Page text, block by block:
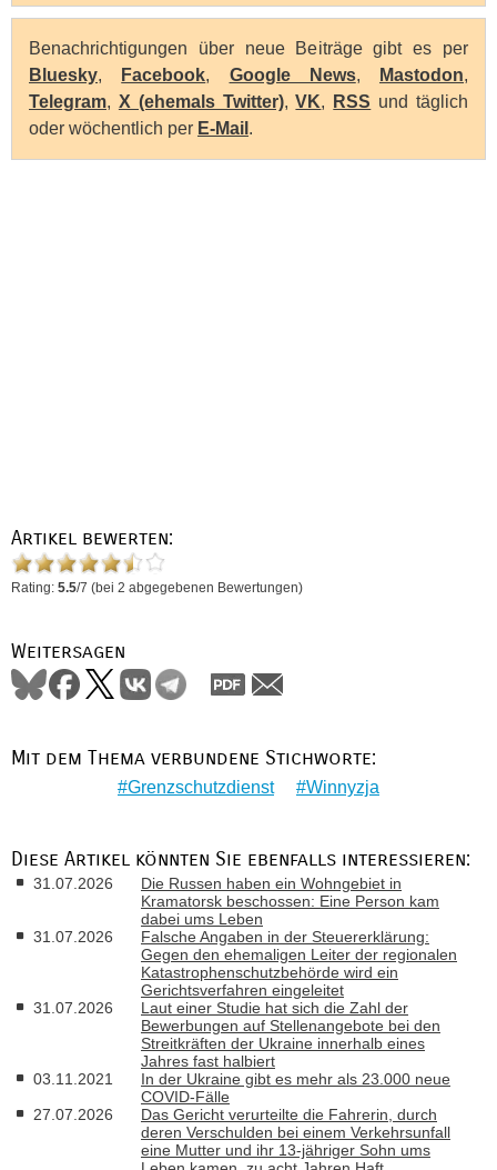
Benachrichtigungen über neue Beiträge gibt es per
Bluesky, Facebook, Google News, Mastodon,
Telegram, X (ehemals Twitter),VK, RSS und täglich
oder wöchentlich per E-Mail .
Artikel bewerten:
Rating: 5.5/7 (bei 2 abgegebenen Bewertungen)
Weitersagen
Mit dem Thema verbundene Stichworte:
Grenzschutzdienst Winnyzja
Diese Artikel könnten Sie ebenfalls interessieren:
31.07.2026
Die Russen haben ein Wohngebiet in
Kramatorsk beschossen: Eine Person kam
dabei ums Leben
31.07.2026
Falsche Angaben in der Steuererklärung:
Gegen den ehemaligen Leiter der regionalen
Katastrophenschutzbehörde wird ein
Gerichtsverfahren eingeleitet
31.07.2026
Laut einer Studie hat sich die Zahl der
Bewerbungen auf Stellenangebote bei den
Streitkräften der Ukraine innerhalb eines
Jahres fast halbiert
03.11.2021
In der Ukraine gibt es mehr als 23.000 neue
COVID-Fälle
27.07.2026
Das Gericht verurteilte die Fahrerin, durch
deren Verschulden bei einem Verkehrsunfall
eine Mutter und ihr 13-jähriger Sohn ums